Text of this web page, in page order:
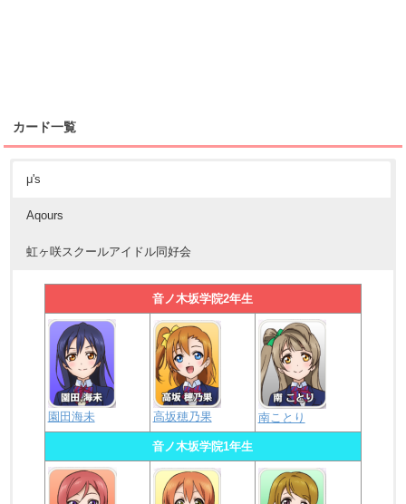
カード一覧
μ's
Aqours
虹ヶ咲スクールアイドル同好会
音ノ木坂学院2年生
園田海未 高坂穂乃果 南ことり
音ノ木坂学院1年生